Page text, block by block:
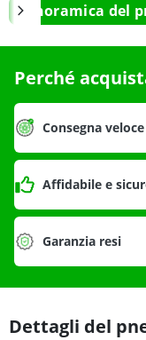
Panoramica del
Perché
Consegna veloce
Affidabile e
Garanzia resi
Dettagli del